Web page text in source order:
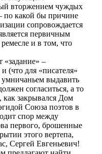
вторжением чуждых
по какой бы причине
сопровождается
первичным
и в том, что
«задание» –
(что для «писателя»
умничаньем выдавить
согласиться, а то
закрывался Дом
Союза поэтов в
спор между
первого, брошенные
этого вертепа,
Сергей Евгеньевич!